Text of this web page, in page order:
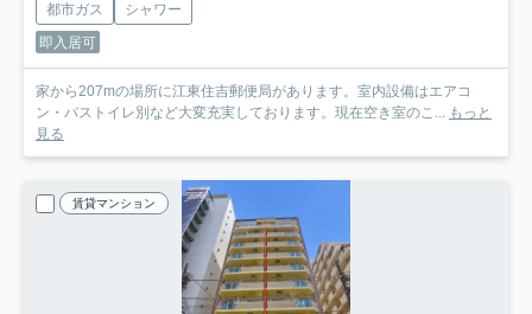
都市ガス
シャワー
即入居可
家から207mの場所に江東住吉郵便局があります。室内設備はエアコ
ン・バストイレ別など大変充実しております。現在空き室のこ... もっと
見る
賃貸マンション